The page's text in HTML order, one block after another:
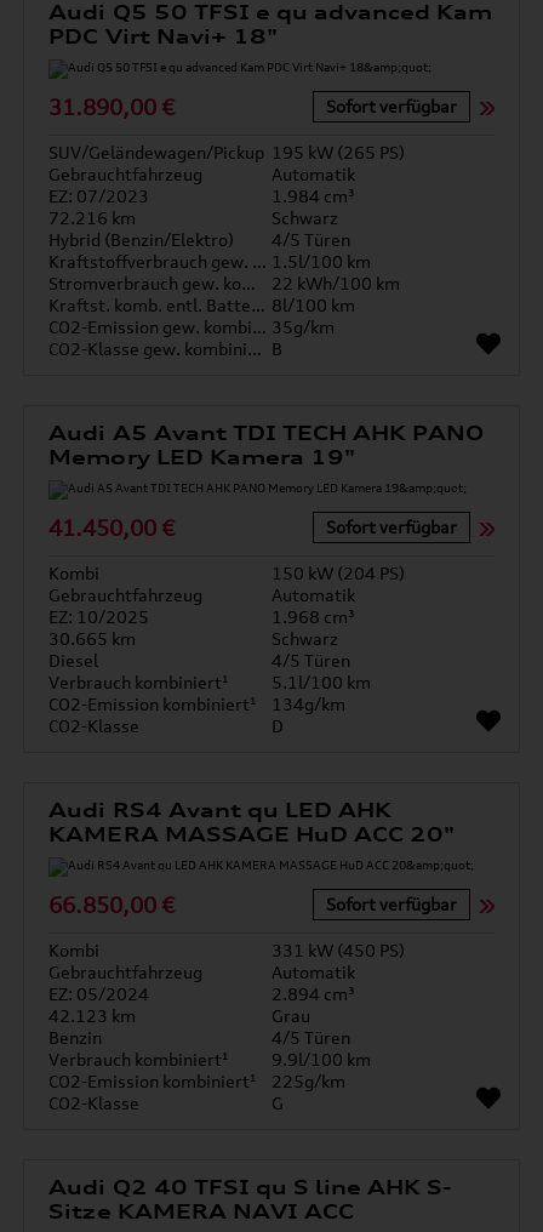
Audi Q5 50 TFSI e qu advanced Kam
PDC Virt Navi+ 18"
31.890,00 € Sofort verfügbar
SUV/Geländewagen/Pickup 195 kW (265 PS)
Gebrauchtfahrzeug
Automatik
EZ: 07/2023
1.984 cm³
72.216 km
Schwarz
Hybrid (Benzin/Elektro)
4/5 Türen
Kraftstoffverbrauch gew. kombiniert 1.5l/100 km
Stromverbrauch gew. kombiniert
22 kWh/100 km
Kraftst. komb. entl. Batterie 8l/100 km
CO2-Emission gew. kombiniert 35g/km
CO2-Klasse gew. kombiniert B
Audi A5 Avant TDI TECH AHK PANO
Memory LED Kamera 19"
41.450,00 € Sofort verfügbar
Kombi
150 kW (204 PS)
Gebrauchtfahrzeug
Automatik
EZ: 10/2025
1.968 cm³
30.665 km
Schwarz
Diesel
4/5 Türen
Verbrauch kombiniert¹
5.1l/100 km
CO2-Emission kombiniert¹
134g/km
CO2-Klasse
D
Audi RS4 Avant qu LED AHK
KAMERA MASSAGE HuD ACC 20"
66.850,00 € Sofort verfügbar
Kombi
331 kW (450 PS)
Gebrauchtfahrzeug
Automatik
EZ: 05/2024
2.894 cm³
42.123 km
Grau
Benzin
4/5 Türen
Verbrauch kombiniert¹
9.9l/100 km
CO2-Emission kombiniert¹
225g/km
CO2-Klasse
G
Audi Q2 40 TFSI qu S line AHK S-
Sitze KAMERA NAVI ACC